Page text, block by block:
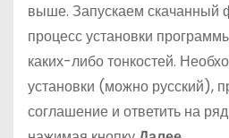
выше. Запускаем скачанный
процесс установки
каких-либо тонкостей.
установки (можно русский),
соглашение и ответить на